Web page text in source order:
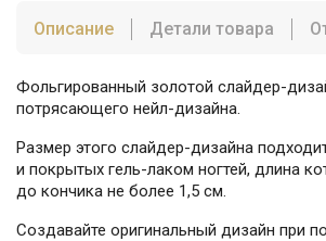
Описание Детали товара
Фольгированный золотой слайдер-
потрясающего нейл-дизайна.
Размер этого слайдер-дизайна
и покрытых гель-лаком ногтей, длина
до кончика не более 1,5 см.
Создавайте оригинальный дизайн при